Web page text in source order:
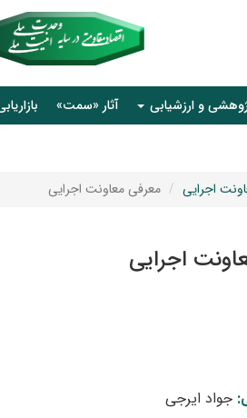
و ارزشیابی آثار «سمت»
اجرایی معرفی معاونت اجرایی
اجرایی
جواد ایرجی